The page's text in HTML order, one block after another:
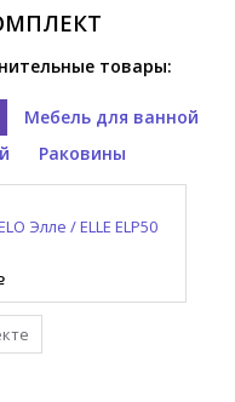
товары:
Мебель для ванной
Раковины
Элле / ELLE ELP50
/ ELLE ELSTT NM
/ ELLE ELPL NM
/ ELLE ELLATSF